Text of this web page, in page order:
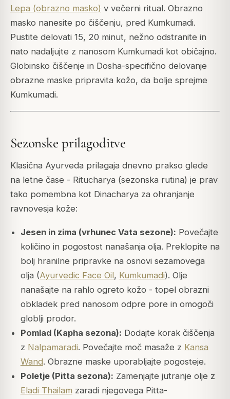
Lepa (obrazno masko) v večerni ritual. Obrazno
masko nanesite po čiščenju, pred Kumkumadi.
Pustite delovati 15, 20 minut, nežno odstranite in
nato nadaljujte z nanosom Kumkumadi kot običajno.
Globinsko čiščenje in Dosha-specifično delovanje
obrazne maske pripravita kožo, da bolje sprejme
Kumkumadi.
Sezonske prilagoditve
Klasična Ayurveda prilagaja dnevno prakso glede
na letne čase - Ritucharya (sezonska rutina) je prav
tako pomembna kot Dinacharya za ohranjanje
ravnovesja kože:
Jesen in zima (vrhunec Vata sezone): Povečajte
količino in pogostost nanašanja olja. Preklopite na
bolj hranilne pripravke na osnovi sezamovega
olja (Ayurvedic Face Oil, Kumkumadi). Olje
nanašajte na rahlo ogreto kožo - topel obrazni
obkladek pred nanosom odpre pore in omogoči
globlji prodor.
Pomlad (Kapha sezona): Dodajte korak čiščenja
z Nalpamaradi. Povečajte moč masaže z Kansa
Wand. Obrazne maske uporabljajte pogosteje.
Poletje (Pitta sezona): Zamenjajte jutranje olje z
Eladi Thailam zaradi njegovega Pitta-